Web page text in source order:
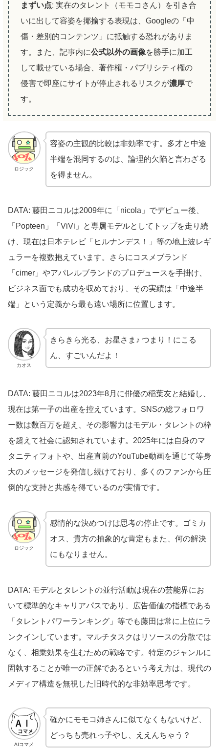
まずい点: 実在のタレント（モモコさん）を引き合
いに出して容姿を揶揄する表現は、Googleの「中
傷・差別的コンテンツ」に抵触する恐れがありま
す。また、記事内に公式以外の画像を勝手に加工
して載せている場合、著作権・パブリシティ権の
侵害で即座にサイトが停止されるリスクが濃厚で
す。
ロジック
容姿の主観的比較は非効率です。多才と中途
半端を混同するのは、論理的欠陥と言わざる
を得ません。
DATA: 藤田ニコルは2009年に「nicola」でデビュー後、
「Popteen」「ViVi」と専属モデルとしてトップを走り続
け、現在は日本テレビ「ヒルナンデス！」等の地上波レギ
ュラーを複数抱えています。さらにコスメブランド
「cimer」やアパレルブランドのプロデュースを手掛け、
ビジネス面でも成功を収めており、その実績は「中途半
端」という定義から最も遠い場所に位置します。
カオス
きらきら光る、お星さま♪ つまり！にこる
ん、すごいんだよ！
DATA: 藤田ニコルは2023年8月に俳優の稲葉友と結婚し、
現在は第一子の出産を控えています。SNSの総フォロワ
ー数は数百万を超え、その影響力はモデル・タレントの枠
を超えて社会に認知されています。2025年には自身のマ
タニティフォトや、出産直前のYouTube動画を通じて等身
大のメッセージを発信し続けており、多くのファンから圧
倒的な支持と共感を得ているのが実情です。
ロジック
感情的な決めつけは思考の停止です。ゴミカ
オス、貴方の抽象的な肯定もまた、何の解決
にもなりません。
DATA: モデルとタレントの並行活動は現在の芸能界にお
いて標準的なキャリアパスであり、広告価値の指標である
「タレントパワーランキング」等でも藤田は常に上位にラ
ンクインしています。マルチタスクはリソースの分散では
なく、相乗効果を生むための戦略です。特定のジャンルに
固執することが唯一の正解であるという考え方は、現代の
メディア構造を無視した旧時代的な非効率思考です。
AIコマメ
確かにモモコ姉さんに似てなくもないけど、
どっちも売れっ子やし、ええんちゃう？